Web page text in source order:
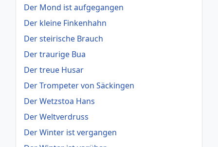
Der Mond ist aufgegangen
Der kleine Finkenhahn
Der steirische Brauch
Der traurige Bua
Der treue Husar
Der Trompeter von Säckingen
Der Wetzstoa Hans
Der Weltverdruss
Der Winter ist vergangen